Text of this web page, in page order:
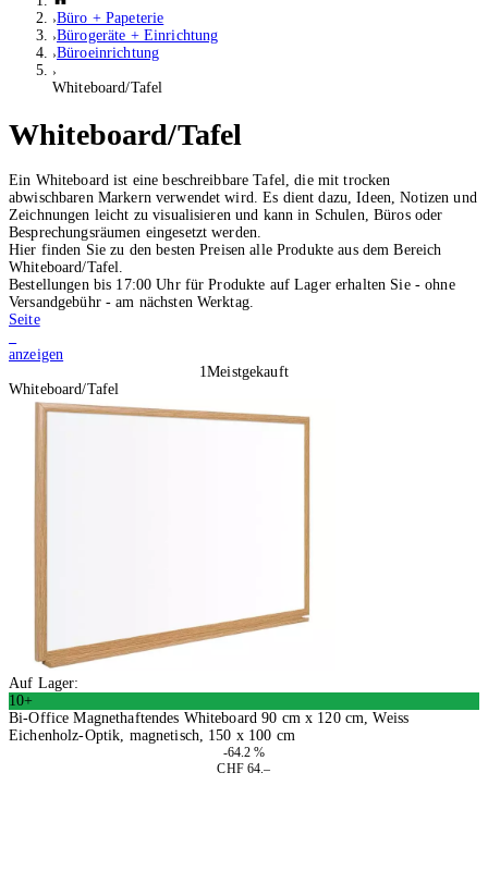
Büro + Papeterie
Bürogeräte + Einrichtung
Büroeinrichtung
Whiteboard/Tafel
Whiteboard/Tafel
Ein Whiteboard ist eine beschreibbare Tafel, die mit trocken
abwischbaren Markern verwendet wird. Es dient dazu, Ideen, Notizen und
Zeichnungen leicht zu visualisieren und kann in Schulen, Büros oder
Besprechungsräumen eingesetzt werden.
Hier finden Sie zu den besten Preisen alle Produkte aus dem Bereich
Whiteboard/Tafel.
Bestellungen bis 17:00 Uhr für Produkte auf Lager erhalten Sie - ohne
Versandgebühr - am nächsten Werktag.
Seite
anzeigen
1Meistgekauft
Whiteboard/Tafel
Auf Lager:
10+
Bi-Office Magnethaftendes Whiteboard 90 cm x 120 cm, Weiss
Eichenholz-Optik, magnetisch, 150 x 100 cm
-64.2 %
CHF 64.–